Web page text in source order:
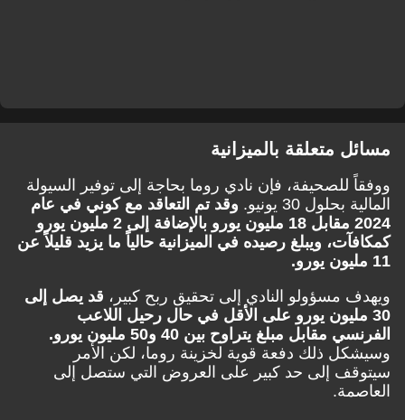
مسائل متعلقة بالميزانية
ووفقاً للصحيفة، فإن نادي روما بحاجة إلى توفير السيولة
المالية بحلول 30 يونيو.
وقد تم التعاقد مع كوني في عام
2024 مقابل 18 مليون يورو بالإضافة إلى 2 مليون يورو
كمكافآت، ويبلغ رصيده في الميزانية حالياً ما يزيد قليلاً عن
11 مليون يورو.
ويهدف مسؤولو النادي إلى تحقيق ربح كبير، قد يصل إلى
30 مليون يورو على الأقل في حال رحيل اللاعب
الفرنسي مقابل مبلغ يتراوح بين 40 و50 مليون يورو.
وسيشكل ذلك دفعة قوية لخزينة روما، لكن الأمر
سيتوقف إلى حد كبير على العروض التي ستصل إلى
العاصمة.